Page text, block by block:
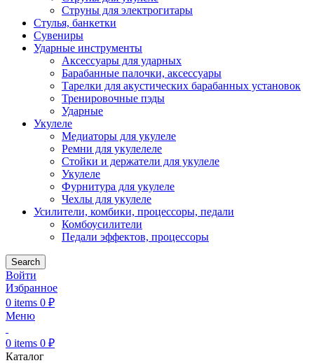
Струны для электрогитары
Стулья, банкетки
Сувениры
Ударные инструменты
Аксессуары для ударных
Барабанные палочки, аксессуары
Тарелки для акустических барабанных установок
Тренировочные пэды
Ударные
Укулеле
Медиаторы для укулеле
Ремни для укулелеле
Стойки и держатели для укулеле
Укулеле
Фурнитура для укулеле
Чехлы для укулеле
Усилители, комбики, процессоры, педали
Комбоусилители
Педали эффектов, процессоры
Search
Войти
Избранное
0 items 0 ₽
Меню
0 items 0 ₽
Каталог